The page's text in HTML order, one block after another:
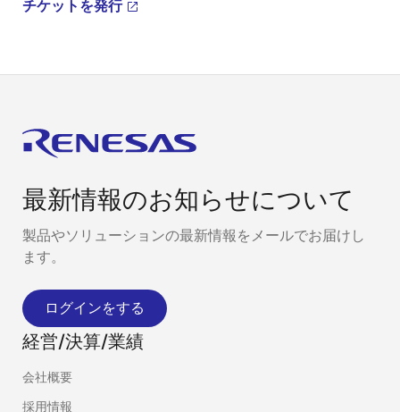
チケットを発行
最新情報のお知らせについて
製品やソリューションの最新情報をメールでお届けし
ます。
ログインをする
経営/決算/業績
会社概要
採用情報